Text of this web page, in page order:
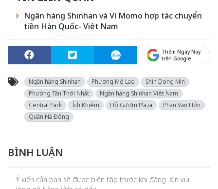
Ngân hàng Shinhan và Ví Momo hợp tác chuyển
tiền Hàn Quốc- Việt Nam
Thêm Ngày Nay
trên Google
Ngân hàng Shinhan Phường Mộ Lao
Shin Dong Min
Phường Tân Thới Nhất
Ngân hàng Shinhan Việt Nam
Central Park
Ích Khiêm Hồ Gươm Plaza
Phan Văn Hớn
Quận Hà Đông
BÌNH LUẬN